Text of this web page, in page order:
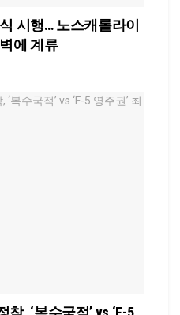
시행… 노스캐롤라이
에 계류